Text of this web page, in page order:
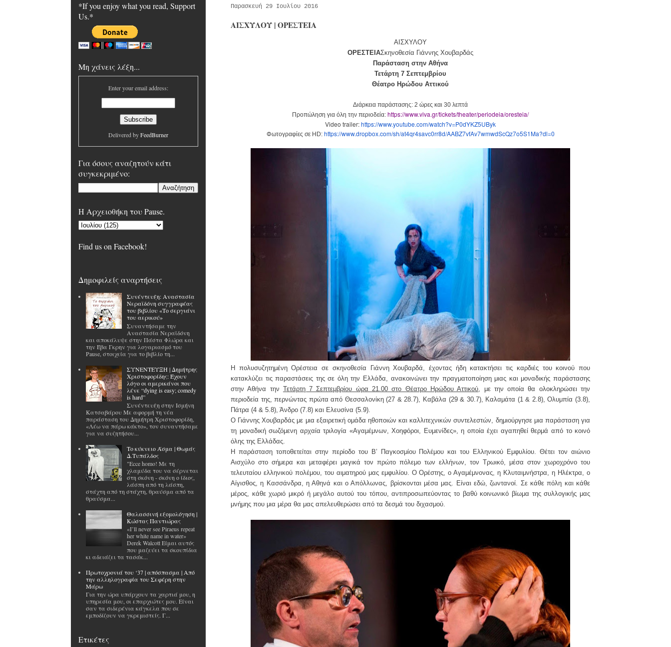
Παρασκευή 29 Ιουλίου 2016
ΑΙΣΧΥΛΟΥ | ΟΡΕΣΤΕΙΑ
ΑΙΣΧΥΛΟΥ
ΟΡΕΣΤΕΙΑΣκηνοθεσία Γιάννης Χουβαρδάς
Παράσταση στην Αθήνα
Τετάρτη 7 Σεπτεμβρίου
Θέατρο Ηρώδου Αττικού
Διάρκεια παράστασης: 2 ώρες και 30 λεπτά
Προπώληση για όλη την περιοδεία: https://www.viva.gr/tickets/theater/periodeia/oresteia/
Video trailer:https://www.youtube.com/watch?v=P0dYKZ5UByk
Φωτογραφίες σε HD: https://www.dropbox.com/sh/at4qr4savc0rr8d/AABZ7vfAv7wmwdScQz7o5S1Ma?dl=0
Η πολυσυζητημένη Ορέστεια σε σκηνοθεσία Γιάννη Χουβαρδά, έχοντας ήδη κατακτήσει τις καρδιές του κοινού που
κατακλύζει τις παραστάσεις της σε όλη την Ελλάδα, ανακοινώνει την πραγματοποίηση μιας και μοναδικής παράστασης
στην Αθήνα την Τετάρτη 7 Σεπτεμβρίου ώρα 21.00 στο Θέατρο Ηρώδου Αττικού, με την οποία θα ολοκληρώσει την
περιοδεία της, περνώντας πρώτα από Θεσσαλονίκη (27 & 28.7), Καβάλα (29 & 30.7), Καλαμάτα (1 & 2.8), Ολυμπία (3.8),
Πάτρα (4 & 5.8), Άνδρο (7.8) και Ελευσίνα (5.9).
Ο Γιάννης Χουβαρδάς με μια εξαιρετικήομάδα ηθοποιών και καλλιτεχνικών συντελεστών, δημιούργησε μια παράσταση για
τη μοναδική σωζόμενη αρχαία τριλογία «Αγαμέμνων, Χοηφόροι, Ευμενίδες», η οποία έχει αγαπηθεί θερμά από το κοινό
όλης της Ελλάδας.
Η παράσταση τοποθετείται στην περίοδο του Β’ Παγκοσμίου Πολέμου και του Ελληνικού Εμφυλίου. Θέτει τον αιώνιο
Αισχύλο στο σήμερα και μεταφέρει μαγικά τον πρώτο πόλεμο των ελλήνων, τον Τρωικό, μέσα στον χωροχρόνο του
τελευταίου ελληνικού πολέμου, του αιματηρού μας εμφυλίου. Ο Ορέστης, ο Αγαμέμνονας, η Κλυταιμνήστρα, η Ηλέκτρα, ο
Αίγισθος, η Κασσάνδρα, η Αθηνά και ο Απόλλωνας, βρίσκονται μέσα μας. Είναι εδώ, ζωντανοί. Σε κάθε πόλη και κάθε
μέρος, κάθε χωριό μικρό ή μεγάλο αυτού του τόπου, αντιπροσωπεύοντας το βαθύ κοινωνικό βίωμα της συλλογικής μας
μνήμης που μια μέρα θα μας απελευθερώσει από τα δεσμά του διχασμού.
*If you enjoy what you read, Support
Us.*
Μη χάνεις λέξη...
Enter your email address:
Delivered byFeedBurner
Για όσους αναζητούν κάτι
συγκεκριμένο:
H Αρχειοθήκη του Pause.
Find us on Facebook!
Δημοφιλείς αναρτήσεις
Συνέντευξη: Αναστασία
Νεραϊδόνη συγγραφέας
του βιβλίου «Το σεργιάνι
του αερικού»
Συναντήσαμε την
Αναστασία Νεραϊδόνη
και αποκάλυψε στην Πάστα Φλώρα και
την Έβα Γκρην για λογαριασμό του
Pause, στοιχεία για το βιβλίο τη...
ΣΥΝΕΝΤΕΥΞΗ | Δημήτρης
Χριστοφορίδης: Έχουν
λόγο οι αμερικάνοι που
λένε “dying is easy; comedy
is hard”
Συνέντευξη στην Ισμήνη
Κατσαβάρου Με αφορμή τη νέα
παράσταση του Δημήτρη Χριστοφορίδη,
«Λέω να πάρω κάκτο», τον συναντήσαμε
για να συζητήσου...
Το κύκνειο Άσμα | Θωμάς
Δ.Τυπάλδος
"Ecce homo! Με τη
χλαμύδα του να σέρνεται
στη σκόνη - σκόνη ο ίδιος,
λάσπη από τη λάσπη,
στάχτη από τη στάχτη, θραύσμα από τα
θραύσμα...
Θαλασσινή εξομολόγηση |
Κώστας Παντιώρας
«I’ll never see Piraeus repeat
her white name in water»
Derek Walcott Είμαι αυτός
που μαζεύει τα σκουπίδια
κι αδειάζει τα τασάκ...
Πρωτοχρονιά του ‘37 | απόσπασμα | Από
την αλληλογραφία του Σεφέρη στην
Μάρω
Για την ώρα υπάρχουν τα χαρτιά μου, η
υπηρεσία μου, οι επαρχιώτες μου. Είναι
σαν τα σιδερένια κάγκελα που σε
εμποδίζουν να γκρεμιστείς. Γ...
Ετικέτες